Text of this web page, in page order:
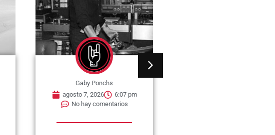
Gaby Ponchs
agosto 7, 2026
6:07 pm
No hay comentarios